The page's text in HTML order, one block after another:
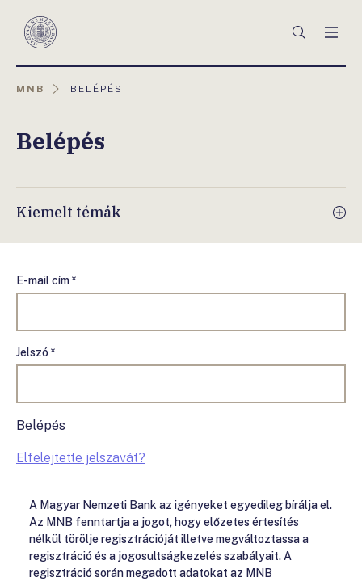
Magyar
Keresés
MNB
AKTUÁLIS
BELÉPÉS
Belépés
Kiemelt témák
E-mail cím *
Jelszó *
Belépés
Elfelejtette jelszavát?
A Magyar Nemzeti Bank az igényeket egyedileg bírálja el.
Az MNB fenntartja a jogot, hogy előzetes értesítés
nélkül törölje regisztrációját illetve megváltoztassa a
regisztráció és a jogosultságkezelés szabályait. A
regisztráció során megadott adatokat az MNB